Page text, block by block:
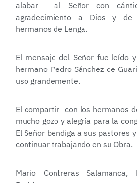
alabar al Señor con
agradecimiento a Dios y
hermanos de Lenga.
El mensaje del Señor fue leído
hermano Pedro Sánchez de
uso grandemente.
El compartir con los hermanos
mucho gozo y alegría para la
El Señor bendiga a sus pastores
continuar trabajando en su Obra.
Mario Contreras Salamanca,